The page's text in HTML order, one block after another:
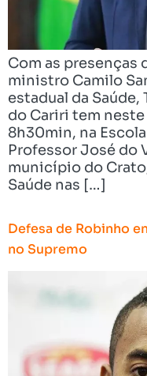
Com as presenças
ministro Camilo
estadual da Saúde,
do Cariri tem neste
8h30min, na
Professor José do
município do
Saúde nas […]
Defesa de Robinho
no Supremo